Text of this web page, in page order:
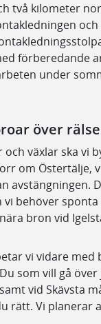
två kilometer
förberedande
under
över
växlar ska vi
om Östertälje,
avstängningen.
behöver
bron vid
vi vidare
som vill gå
vid Skävsta
rätt. Vi planerar